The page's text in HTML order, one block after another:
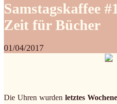
Samstagskaffee
Zeit für Bücher
01/04/2017
Die Uhren wurden letztes